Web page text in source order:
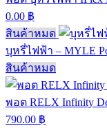
0.00 ฿
สินค้าหมด
บุหรี่ไฟฟ้า – MYLE
สินค้าหมด
พอต RELX Infinity
790.00 ฿